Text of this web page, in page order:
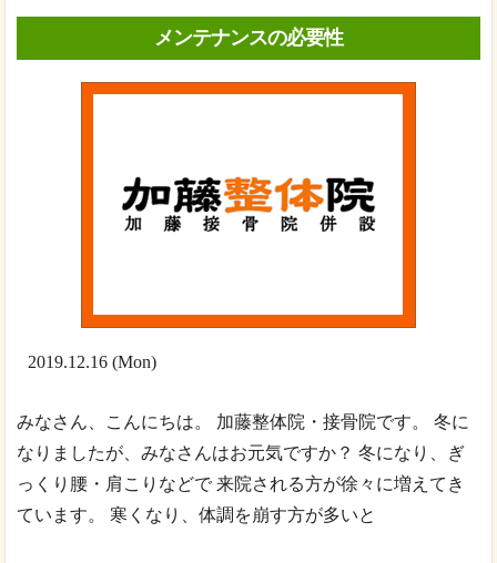
メンテナンスの必要性
2019.12.16 (Mon)
みなさん、こんにちは。 加藤整体院・接骨院です。 冬に
なりましたが、みなさんはお元気ですか？ 冬になり、ぎ
っくり腰・肩こりなどで 来院される方が徐々に増えてき
ています。 寒くなり、体調を崩す方が多いと